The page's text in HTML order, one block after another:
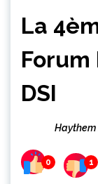
La
DSI
Haythem
0 1